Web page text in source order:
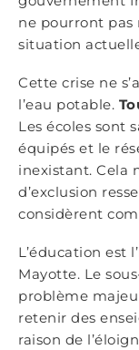
ne pourront
situation
Cette crise ne
l’eau potable.
Les écoles sont
équipés et le
inexistant. Cela
d’exclusion
considèrent
L’éducation est
Mayotte. Le
problème
retenir des
raison de